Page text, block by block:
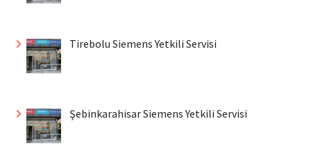
Tirebolu Siemens Yetkili Servisi
Şebinkarahisar Siemens Yetkili Servisi